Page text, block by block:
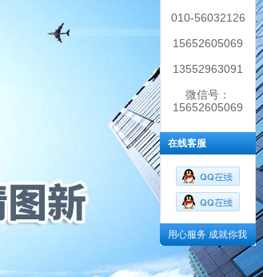
010-56032126
15652605069
13552963091
微信号：
15652605069
在线客服
用心服务 成就你我